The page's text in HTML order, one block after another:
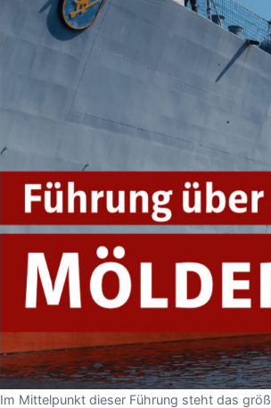
Im Mittelpunkt dieser Führung steht das